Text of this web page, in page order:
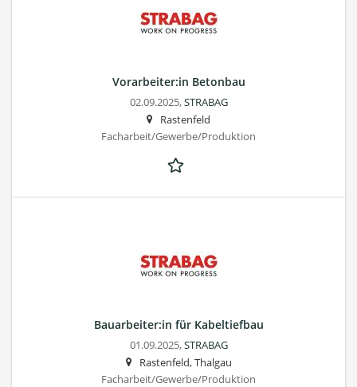
Vorarbeiter:in Betonbau
02.09.2025,STRABAG
Rastenfeld
Facharbeit/Gewerbe/Produktion
Bauarbeiter:in für Kabeltiefbau
01.09.2025,STRABAG
Rastenfeld, Thalgau
Facharbeit/Gewerbe/Produktion